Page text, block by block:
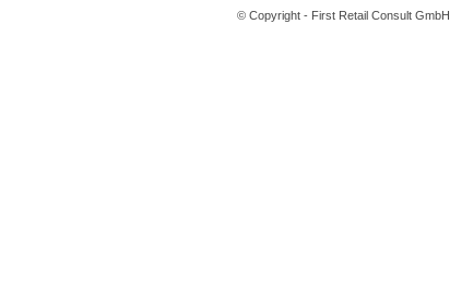
© Copyright - First Retail Consult GmbH